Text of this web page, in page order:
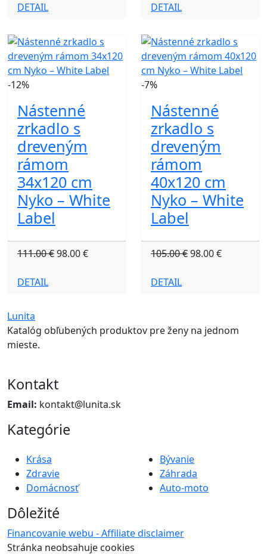
DETAIL DETAIL
-12%
Nástenné
zrkadlo s
dreveným
rámom
34x120 cm
Nyko – White
Label
111.00 €98.00 €
DETAIL
-7%
Nástenné
zrkadlo s
dreveným
rámom
40x120 cm
Nyko – White
Label
105.00 €98.00 €
DETAIL
Lunita
Katalóg obľubených produktov pre ženy na jednom
mieste.
Kontakt
Email: kontakt@lunita.sk
Kategórie
Krása
Zdravie
Domácnosť
Bývanie
Záhrada
Auto-moto
Dôležité
Financovanie webu - Affiliate disclaimer
Stránka neobsahuje cookies